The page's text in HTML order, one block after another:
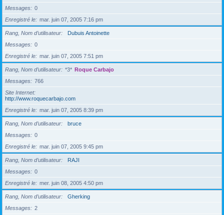
Messages
0
Enregistré le
mar. juin 07, 2005 7:16 pm
Rang, Nom d’utilisateur
Dubuis Antoinette
Messages
0
Enregistré le
mar. juin 07, 2005 7:51 pm
Rang, Nom d’utilisateur *3* Roque Carbajo
Messages
766
Site Internet
http://www.roquecarbajo.com
Enregistré le
mar. juin 07, 2005 8:39 pm
Rang, Nom d’utilisateur
bruce
Messages
0
Enregistré le
mar. juin 07, 2005 9:45 pm
Rang, Nom d’utilisateur
RAJI
Messages
0
Enregistré le
mer. juin 08, 2005 4:50 pm
Rang, Nom d’utilisateur
Gherking
Messages
2